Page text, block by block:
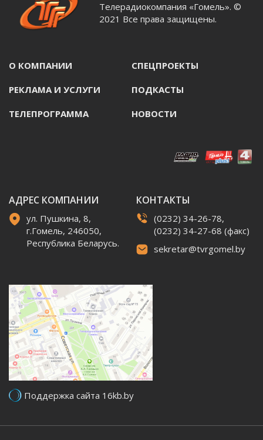
Телерадиокомпания «Гомель». ©
2021 Все права защищены.
О КОМПАНИИ СПЕЦПРОЕКТЫ
РЕКЛАМА И УСЛУГИ ПОДКАСТЫ
ТЕЛЕПРОГРАММА НОВОСТИ
АДРЕС КОМПАНИИ
ул. Пушкина, 8,
г.Гомель, 246050,
Республика Беларусь.
КОНТАКТЫ
(0232) 34-26-78,
(0232) 34-27-68 (факс)
sekretar@tvrgomel.by
Поддержка сайта 16kb.by